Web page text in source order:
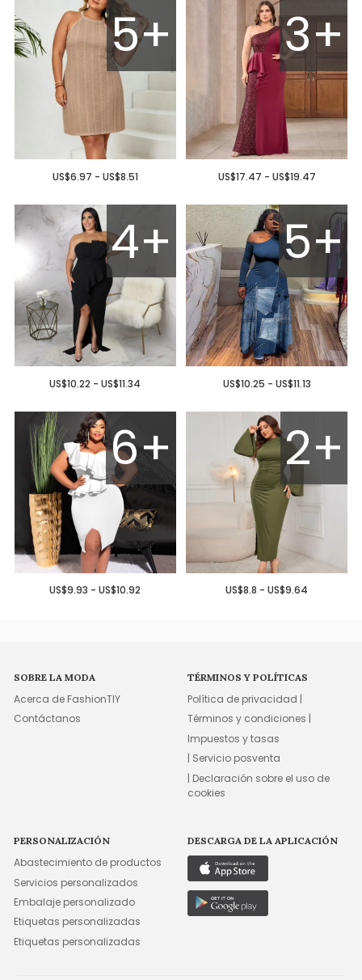
5+
US$6.97 - US$8.51
3+
US$17.47 - US$19.47
4+
US$10.22 - US$11.34
5+
US$10.25 - US$11.13
6+
US$9.93 - US$10.92
2+
US$8.8 - US$9.64
SOBRE LA MODA
Acerca de FashionTIY
Contáctanos
TÉRMINOS Y POLÍTICAS
Política de privacidad |
Términos y condiciones |
Impuestos y tasas
| Servicio posventa
| Declaración sobre el uso de
cookies
PERSONALIZACIÓN
Abastecimiento de productos
Servicios personalizados
Embalaje personalizado
Etiquetas personalizadas
Etiquetas personalizadas
DESCARGA DE LA APLICACIÓN